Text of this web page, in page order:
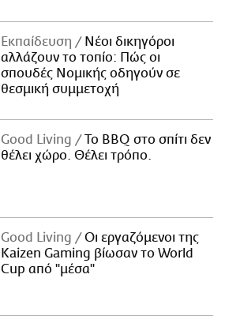
Εκπαίδευση
Νέοι δικηγόροι
αλλάζουν το τοπίο: Πώς οι
σπουδές Νομικής οδηγούν σε
θεσμική συμμετοχή
Good Living
Το BBQ στο σπίτι δεν
θέλει χώρο. Θέλει τρόπο.
Good Living
Οι εργαζόμενοι της
Kaizen Gaming βίωσαν το World
Cup από "μέσα"